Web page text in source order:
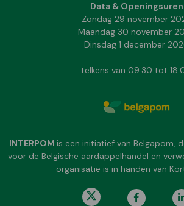
Data & Openingsuren
Zondag 29 november
Maandag 30 november
Dinsdag 1 december
telkens van 09:30 tot
INTERPOM is een initiatief van Belgapom,
voor de Belgische aardappelhandel en
organisatie is in handen van